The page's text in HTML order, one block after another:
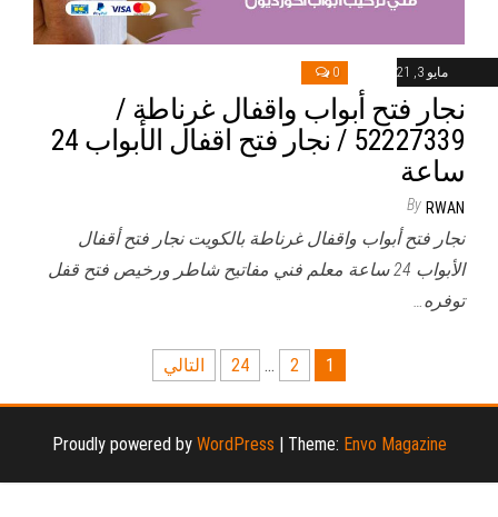
مايو 3, 2021 0
نجار فتح أبواب واقفال غرناطة /
52227339 / نجار فتح اقفال الأبواب 24
ساعة
By RWAN
نجار فتح أبواب واقفال غرناطة بالكويت نجار فتح أقفال
الأبواب 24 ساعة معلم فني مفاتيح شاطر ورخيص فتح قفل
توفره…
صفحات
المقالات
1
2
…
24 التالي
Proudly powered by WordPress | Theme: Envo Magazine